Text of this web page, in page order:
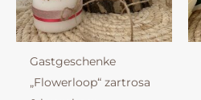
Gastgeschenke
„Flowerloop“ zartrosa